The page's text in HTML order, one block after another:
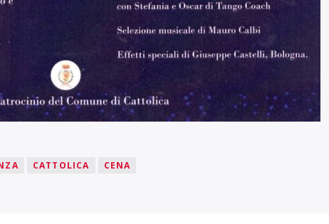
CATTOLICA CENA